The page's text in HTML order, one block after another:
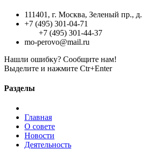
111401, г. Москва, Зеленый пр.,
+7 (495) 301-04-71
+7 (495) 301-44-37
mo-perovo@mail.ru
Нашли ошибку? Сообщите нам!
Выделите и нажмите Ctr+Enter
Разделы
Главная
О совете
Новости
Деятельность